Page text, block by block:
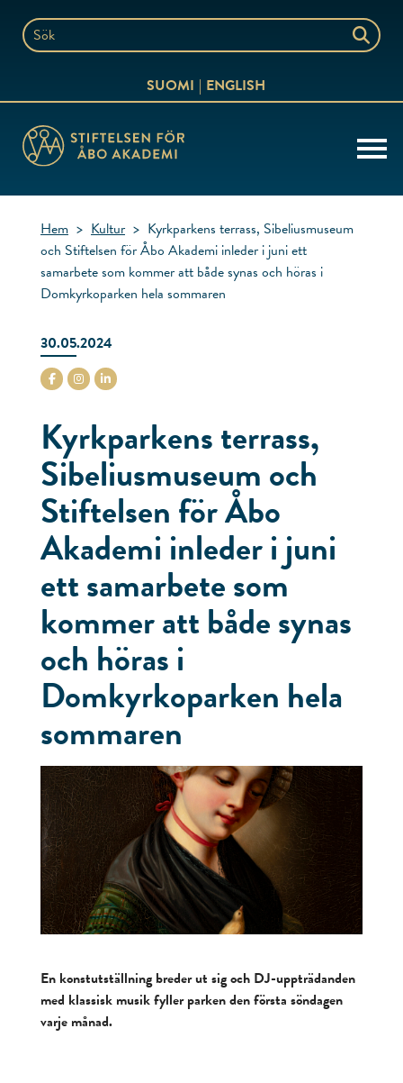
innehållet
Sök
SUOMI ENGLISH
Hem > Kultur > Kyrkparkens terrass, Sibeliusmuseum
och Stiftelsen för Åbo Akademi inleder i juni ett
samarbete som kommer att både synas och höras i
Domkyrkoparken hela sommaren
30.05.2024
stiftelsenabo Facebook
stiftelsenabo Instagram
stiftelsenabo Linkedin
Kyrkparkens terrass,
Sibeliusmuseum och
Stiftelsen för Åbo
Akademi inleder i juni
ett samarbete som
kommer att både synas
och höras i
Domkyrkoparken hela
sommaren
En konstutställning breder ut sig och DJ-uppträdanden
med klassisk musik fyller parken den första söndagen
varje månad.